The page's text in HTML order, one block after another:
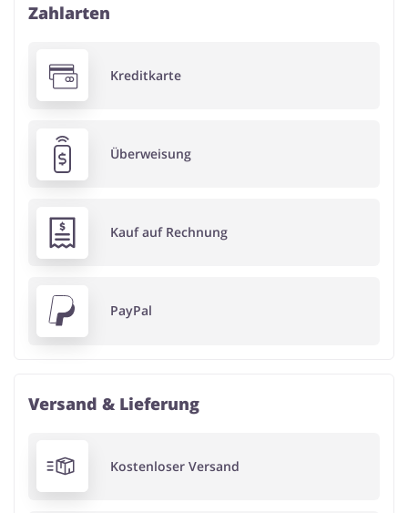
Zahlarten
Kreditkarte
Überweisung
Kauf auf Rechnung
PayPal
Versand & Lieferung
Kostenloser Versand